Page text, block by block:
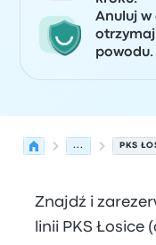
Anuluj w
otrzymaj
powodu.
... PKS
Znajdź i
linii PKS